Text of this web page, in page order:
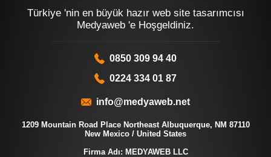
Türkiye 'nin en büyük hazır web site tasarımcısı
Medyaweb 'e Hoşgeldiniz.
0850 309 94 40
0224 334 01 87
info@medyaweb.net
1209 Mountain Road Place Northeast Albuquerque, NM 87110
New Mexico / United States
Firma Adı: MEDYAWEB LLC